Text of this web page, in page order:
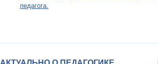
педагога.